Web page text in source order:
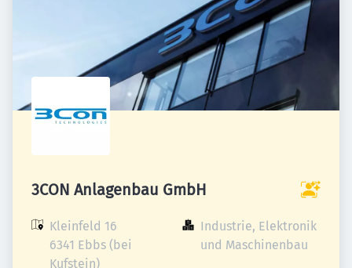
3CON Anlagenbau GmbH
Kleinfeld 16
6341 Ebbs (bei
Kufstein)
Industrie, Elektronik
und Maschinenbau